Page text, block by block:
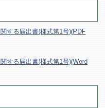
する届出書(様式第1号)(PDF
する届出書(様式第1号)(Word